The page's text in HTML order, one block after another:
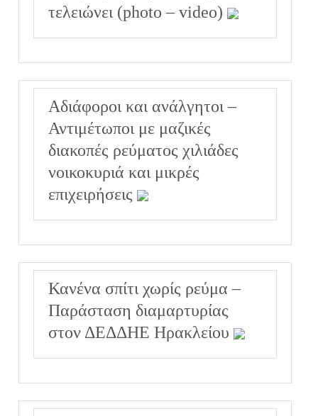
τελειώνει (photo – video)
Αδιάφοροι και ανάλγητοι –
Αντιμέτωποι με μαζικές
διακοπές ρεύματος χιλιάδες
νοικοκυριά και μικρές
επιχειρήσεις
Κανένα σπίτι χωρίς ρεύμα –
Παράσταση διαμαρτυρίας
στον ΔΕΔΔΗΕ Ηρακλείου